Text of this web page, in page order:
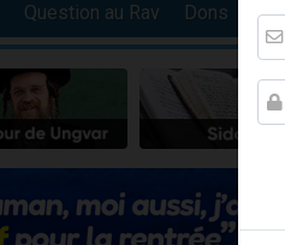
Nouvelle
61 personnes
39
Il reste 49
Nathaniel vient
Question au Rav Dons